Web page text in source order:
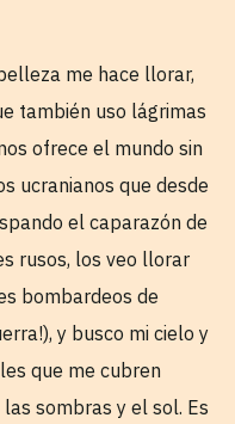
me hace llorar,
también uso lágrimas
ofrece el mundo sin
ucranianos que desde
el caparazón de
rusos, los veo llorar
bombardeos de
y busco mi cielo y
que me cubren
sombras y el sol. Es